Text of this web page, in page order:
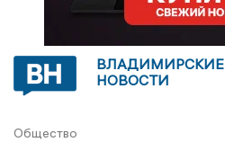
ВЛАДИМИРСКИЕ
НОВОСТИ
Общество